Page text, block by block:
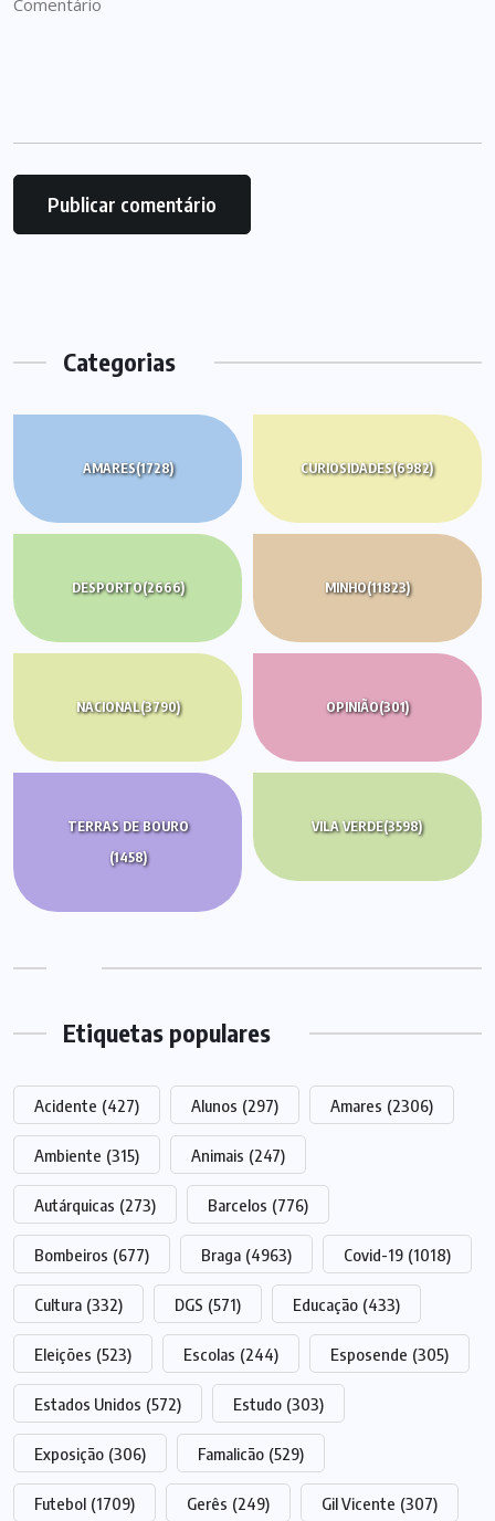
Categorias
AMARES(1728) CURIOSIDADES(6982)
DESPORTO(2666) MINHO(11823)
NACIONAL(3790) OPINIÃO(301)
TERRAS DE BOURO
(1458)
VILA VERDE(3598)
Etiquetas populares
Acidente (427) Alunos (297) Amares (2306)
Ambiente (315) Animais (247)
Autárquicas (273) Barcelos (776)
Bombeiros (677) Braga (4963) Covid-19 (1018)
Cultura (332) DGS (571) Educação (433)
Eleições (523) Escolas (244) Esposende (305)
Estados Unidos (572) Estudo (303)
Exposição (306) Famalicão (529)
Futebol (1709) Gerês (249) Gil Vicente (307)